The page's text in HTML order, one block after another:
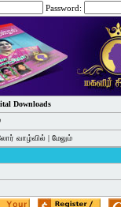
Password:
Downloads
வாழ்வில் | மேலும்